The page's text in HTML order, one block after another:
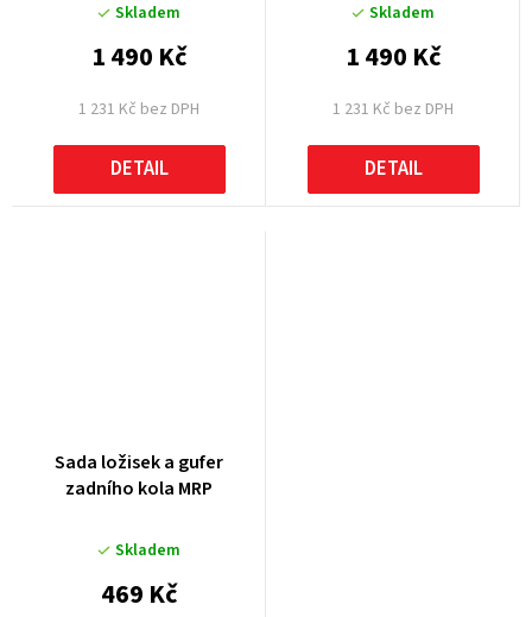
Skladem
1 231 Kč bez DPH
1 490 Kč
DETAIL
Skladem
1 231 Kč bez DPH
1 490 Kč
DETAIL
Sada ložisek a gufer
zadního kola MRP
Skladem
469 Kč